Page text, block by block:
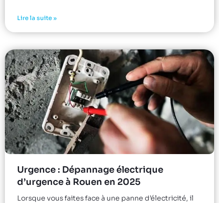
Lire la suite »
Urgence : Dépannage électrique
d’urgence à Rouen en 2025
Lorsque vous faites face à une panne d’électricité, il